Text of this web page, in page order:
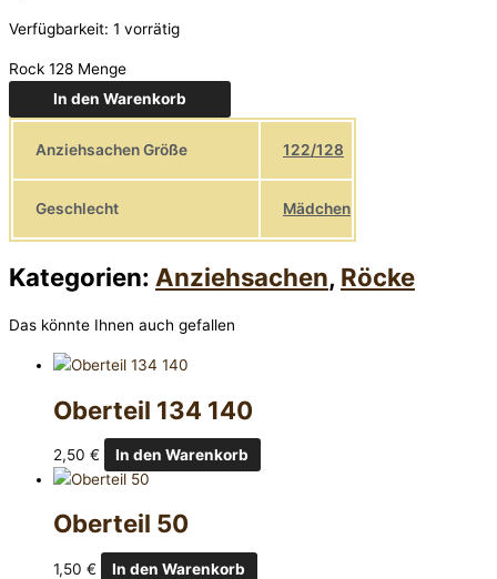
Verfügbarkeit: 1 vorrätig
Rock 128 Menge
In den Warenkorb
Anziehsachen Größe 122/128
Geschlecht Mädchen
Kategorien: Anziehsachen, Röcke
Das könnte Ihnen auch gefallen
Oberteil 134 140
2,50 € In den Warenkorb
Oberteil 50
1,50 € In den Warenkorb